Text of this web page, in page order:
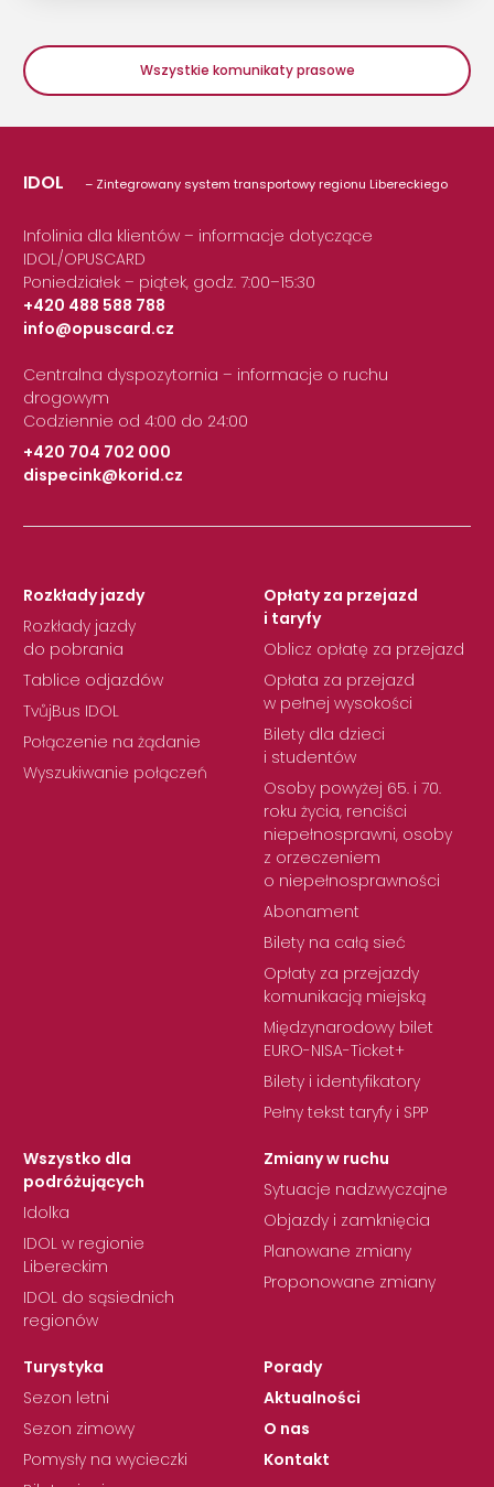
Wszystkie komunikaty prasowe
IDOL – Zintegrowany system transportowy regionu Libereckiego
Infolinia dla klientów – informacje dotyczące
IDOL/OPUSCARD
Poniedziałek – piątek, godz. 7:00–15:30
+420 488 588 788
|
info@opuscard.cz
Centralna dyspozytornia – informacje o ruchu
drogowym
Codziennie od 4:00 do 24:00
+420 704 702 000
|
dispecink@korid.cz
Rozkłady jazdy
Rozkłady jazdy
do pobrania
Tablice odjazdów
TvůjBus IDOL
Połączenie na żądanie
Wyszukiwanie połączeń
Opłaty za przejazd
i taryfy
Oblicz opłatę za przejazd
Opłata za przejazd
w pełnej wysokości
Bilety dla dzieci
i studentów
Osoby powyżej 65. i 70.
roku życia, renciści
niepełnosprawni, osoby
z orzeczeniem
o niepełnosprawności
Abonament
Bilety na całą sieć
Opłaty za przejazdy
komunikacją miejską
Międzynarodowy bilet
EURO-NISA-Ticket+
Bilety i identyfikatory
Pełny tekst taryfy i SPP
Wszystko dla
podróżujących
Idolka
IDOL w regionie
Libereckim
IDOL do sąsiednich
regionów
Zmiany w ruchu
Sytuacje nadzwyczajne
Objazdy i zamknięcia
Planowane zmiany
Proponowane zmiany
Turystyka
Sezon letni
Sezon zimowy
Pomysły na wycieczki
Porady
Aktualności
O nas
Kontakt